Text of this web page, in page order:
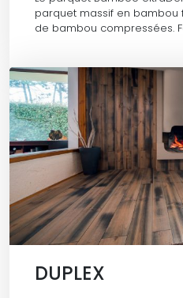
parquet massif en
de bambou compressées.
DUPLEX